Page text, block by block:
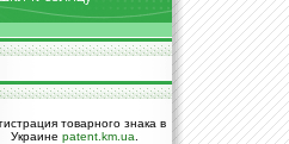
товарного знака в
Украине patent.km.ua